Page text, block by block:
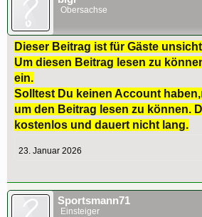
Obersachse
Dieser Beitrag ist für Gäste
Um diesen Beitrag lesen zu
ein.
Solltest Du keinen Account haben,
um den Beitrag lesen zu können.
kostenlos und dauert nicht lang.
23. Januar 2026
Sportsmann71
Einsteiger